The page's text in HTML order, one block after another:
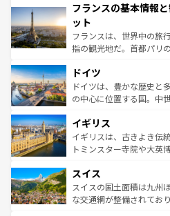
ませてくれるイタリアで
なお、新着のイタリア情報
しい。
文化が根付くこの国では
れる闘牛、そして美味し
る。首都マドリードの洗
アートに溢れた街角から
せる。地方によって風土
ンテンツ一覧を参照して
フランスの基本情報
ット
フランスは、世界中の旅
指の観光地だ。首都パリ
で、幅広い魅力が詰まっ
聖堂、美しいビーチ、そ
から魅了する。また、フ
いる。シャンパンの発祥
香り高いラベンダー畑な
らに、パリ以外の地域に
れる地方に足を運ぶとそ
きるだろう。 な
を参照してほしい。
ドイツ
ドイツは、豊かな歴史と
の中心に位置する国。中
顔を持つこの国は、どこ
ルリンの文化的活気、バ
してライン川沿いのワイ
は、お酒好きな人にはぜひ体験し
ドイツ情報はコンテンツ
イギリス
イギリスは、古きよき伝
トミンスター寺院や大英
リアごとに異なる魅力が
ティー、ビール好きには
戦など、本場だからこそ
スイス
スイスの国土面積は九州
な交通網が整備されてお